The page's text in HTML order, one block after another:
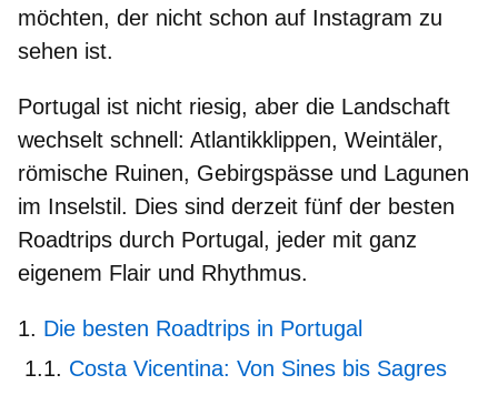
möchten, der nicht schon auf Instagram zu
sehen ist.
Portugal ist nicht riesig, aber die Landschaft
wechselt schnell: Atlantikklippen, Weintäler,
römische Ruinen, Gebirgspässe und Lagunen
im Inselstil. Dies sind derzeit fünf der besten
Roadtrips durch Portugal, jeder mit ganz
eigenem Flair und Rhythmus.
Die besten Roadtrips in Portugal
Costa Vicentina: Von Sines bis Sagres